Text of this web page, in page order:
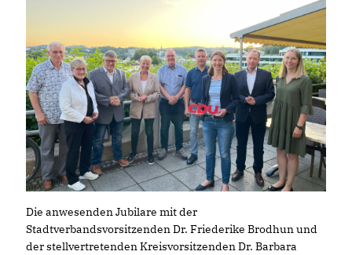
Die anwesenden Jubilare mit der
Stadtverbandsvorsitzenden Dr. Friederike Brodhun und
der stellvertretenden Kreisvorsitzenden Dr. Barbara